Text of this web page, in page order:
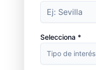
Selecciona *
Tipo de interés